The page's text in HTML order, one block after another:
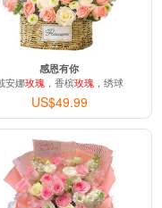
感恩有你
安娜玫瑰 ，香槟玫瑰 ，绣球
US$49.99